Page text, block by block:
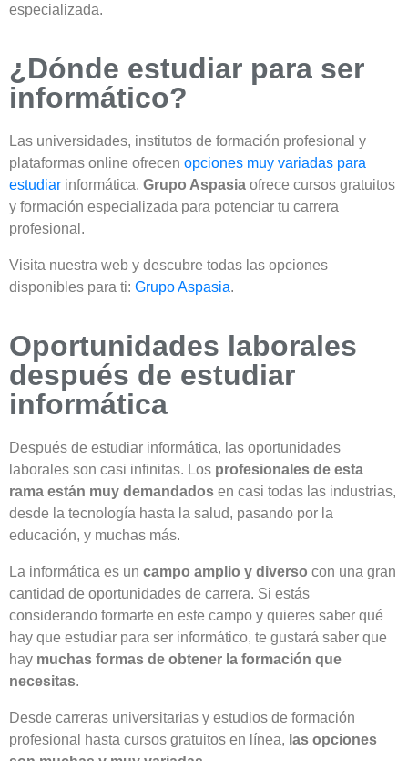
especializada.
¿Dónde estudiar para ser
informático?
Las universidades, institutos de formación profesional y
plataformas online ofrecen opciones muy variadas para
estudiar informática. Grupo Aspasia ofrece cursos gratuitos
y formación especializada para potenciar tu carrera
profesional.
Visita nuestra web y descubre todas las opciones
disponibles para ti: Grupo Aspasia.
Oportunidades laborales
después de estudiar
informática
Después de estudiar informática, las oportunidades
laborales son casi infinitas. Los profesionales de esta
rama están muy demandados en casi todas las industrias,
desde la tecnología hasta la salud, pasando por la
educación, y muchas más.
La informática es un campo amplio y diverso con una gran
cantidad de oportunidades de carrera. Si estás
considerando formarte en este campo y quieres saber qué
hay que estudiar para ser informático, te gustará saber que
hay muchas formas de obtener la formación que
necesitas.
Desde carreras universitarias y estudios de formación
profesional hasta cursos gratuitos en línea, las opciones